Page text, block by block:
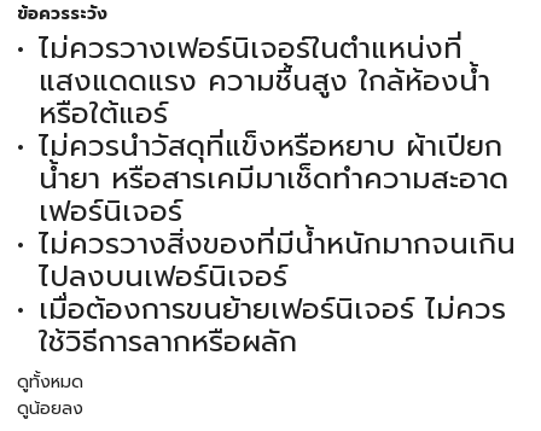
ข้อควรระวัง
ไม่ควรวางเฟอร์นิเจอร์ในตำแหน่งที่
แสงแดดแรง ความชื้นสูง ใกล้ห้องน้ำ
หรือใต้แอร์
ไม่ควรนำวัสดุที่แข็งหรือหยาบ ผ้าเปียก
น้ำยา หรือสารเคมีมาเช็ดทำความสะอาด
เฟอร์นิเจอร์
ไม่ควรวางสิ่งของที่มีน้ำหนักมากจนเกิน
ไปลงบนเฟอร์นิเจอร์
เมื่อต้องการขนย้ายเฟอร์นิเจอร์ ไม่ควร
ใช้วิธีการลากหรือผลัก
ดูทั้งหมด
ดูน้อยลง